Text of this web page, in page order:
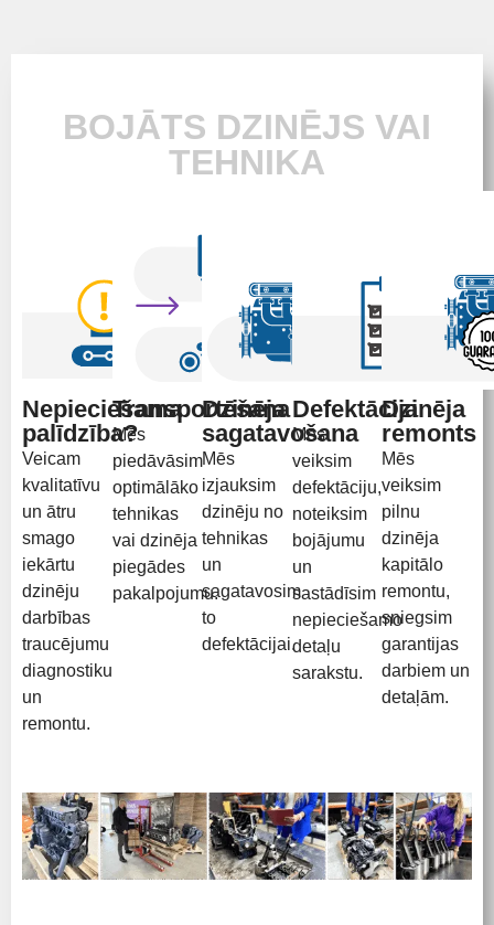
BOJĀTS DZINĒJS VAI
TEHNIKA
Nepieciešama
palīdzība?
Veicam
kvalitatīvu
un ātru
smago
iekārtu
dzinēju
darbības
traucējumu
diagnostiku
un
remontu.
Transportēšana
Mēs
piedāvāsim
optimālāko
tehnikas
vai dzinēja
piegādes
pakalpojumu.
Dzinēja
sagatavošana
Mēs
izjauksim
dzinēju no
tehnikas
un
sagatavosim
to
defektācijai.
Defektācija
Mēs
veiksim
defektāciju,
noteiksim
bojājumu
un
sastādīsim
nepieciešamo
detaļu
sarakstu.
Dzinēja
remonts
Mēs
veiksim
pilnu
dzinēja
kapitālo
remontu,
sniegsim
garantijas
darbiem un
detaļām.